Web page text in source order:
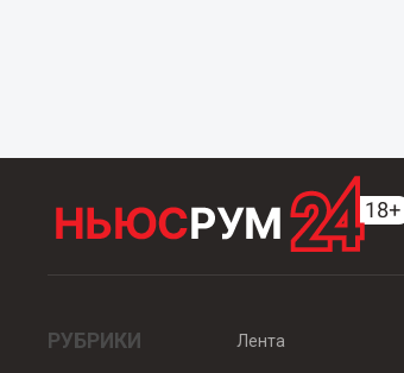
РУБРИКИ
Лента